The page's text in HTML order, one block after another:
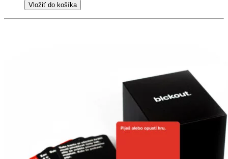
Vložiť do košíka